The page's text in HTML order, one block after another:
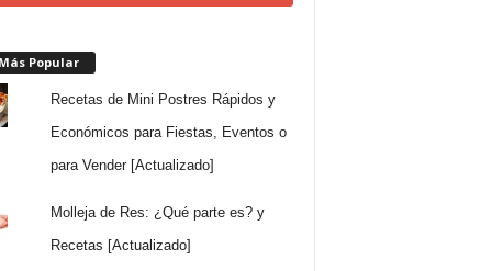
Popular
Recetas de Mini Postres Rápidos y
Económicos para Fiestas, Eventos o
para Vender [Actualizado]
Molleja de Res: ¿Qué parte es? y
Recetas [Actualizado]